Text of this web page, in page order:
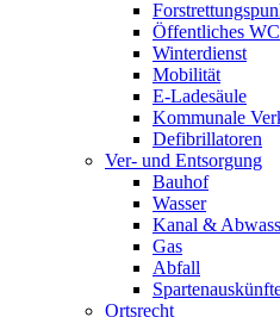
Öffentliches WC
Winterdienst
Mobilität
E-Ladesäule
Kommunale
Defibrillatoren
Ver- und Entsorgung
Bauhof
Wasser
Kanal &
Gas
Abfall
Ortsrecht